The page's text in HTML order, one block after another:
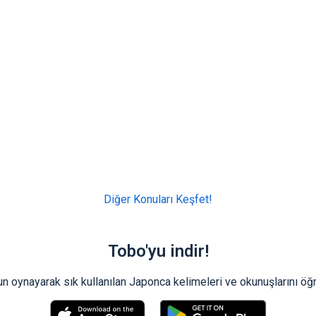
Diğer Konuları Keşfet!
Tobo'yu indir!
oynayarak sık kullanılan Japonca kelimeleri ve okunuşlarını